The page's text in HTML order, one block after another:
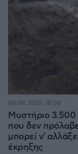
Μυστήριο 3.500
που δεν
μπορεί ν'
έκρηξης
08.08.2026, 18:08